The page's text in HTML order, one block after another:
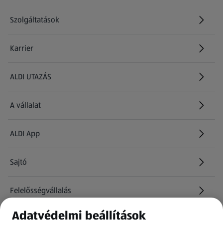
Szolgáltatások
Karrier
(új oldalon nyílik meg)
ALDI UTAZÁS
(új oldalon nyílik meg)
A vállalat
ALDI App
Sajtó
Felelősségvállalás
Információk
Adatvédelmi beállítások